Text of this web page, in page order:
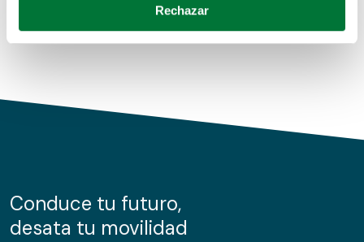
Obtenga más información sobre cómo se procesan sus
de cookies.
información sobre el uso que haga del sitio web con
nuestros partners de redes sociales, publicidad y análisis
Rechazar
Conduce tu futuro,
desata tu movilidad